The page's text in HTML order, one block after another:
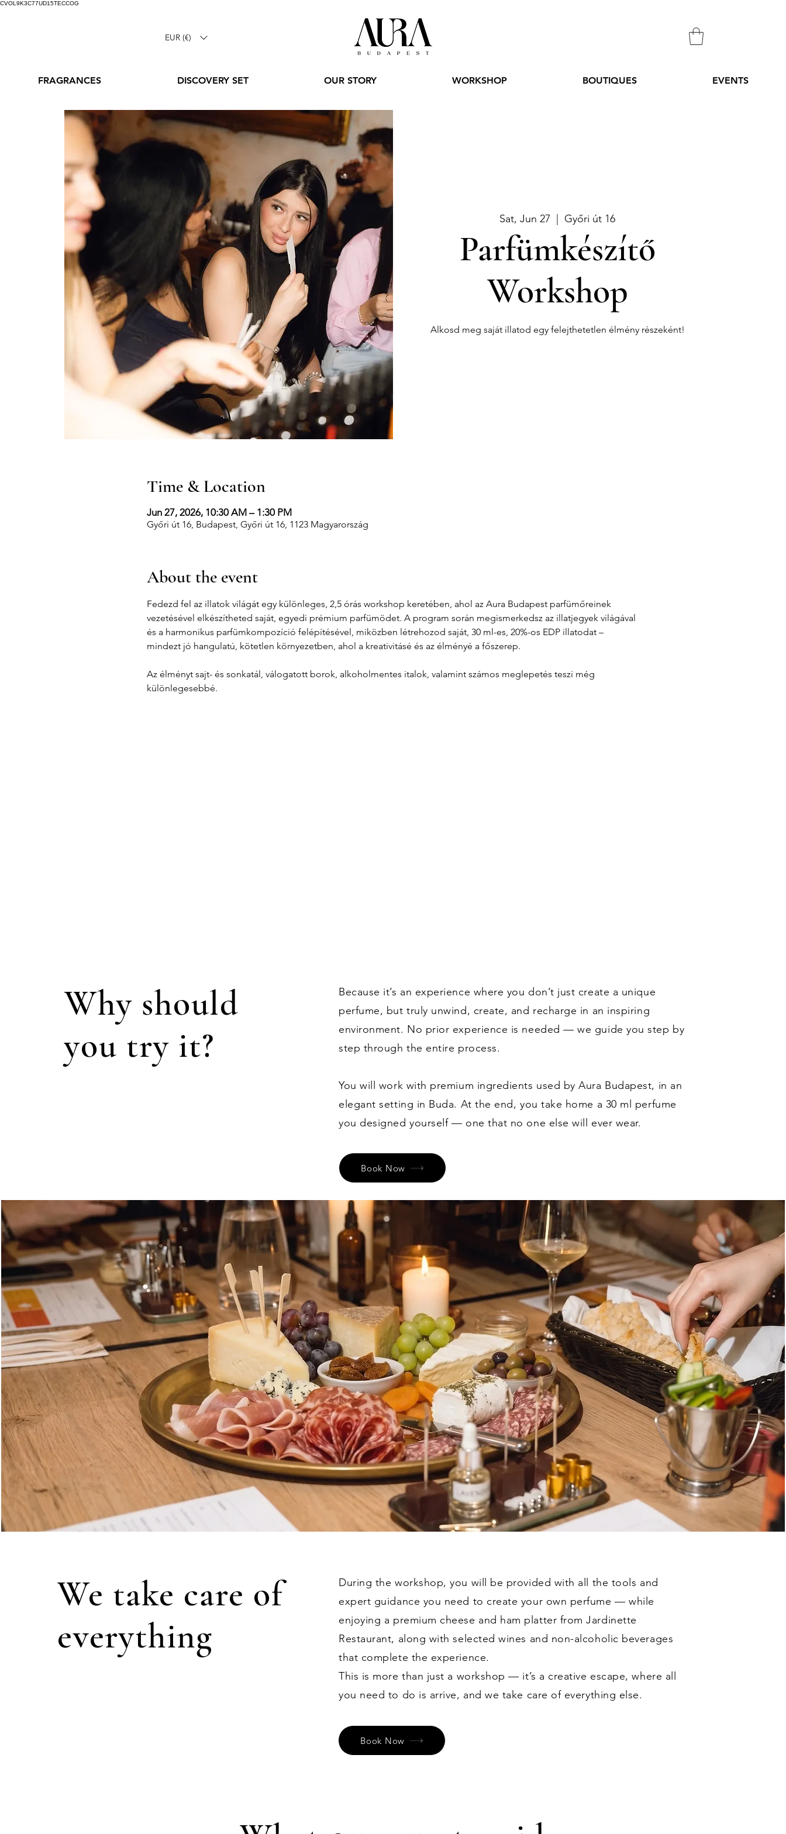
CVOL9K3C77UD15TECCOG
EUR (€)
FRAGRANCES DISCOVERY SET OUR STORY WORKSHOP BOUTIQUES EVENTS
Sat, Jun 27 Győri út 16
Parfümkészítő
Workshop
Alkosd meg saját illatod egy felejthetetlen élmény részeként!
Time & Location
Jun 27, 2026, 10:30 AM – 1:30 PM
Győri út 16, Budapest, Győri út 16, 1123 Magyarország
About the event
Fedezd fel az illatok világát egy különleges, 2,5 órás workshop keretében, ahol az Aura Budapest parfümőreinek
vezetésével elkészítheted saját, egyedi prémium parfümödet. A program során megismerkedsz az illatjegyek világával
és a harmonikus parfümkompozíció felépítésével, miközben létrehozod saját, 30 ml-es, 20%-os EDP illatodat –
mindezt jó hangulatú, kötetlen környezetben, ahol a kreativitásé és az élményé a főszerep.
Az élményt sajt- és sonkatál, válogatott borok, alkoholmentes italok, valamint számos meglepetés teszi még
különlegesebbé.
Why should
you try it?
Because it’s an experience where you don’t just create a unique
perfume, but truly unwind, create, and recharge in an inspiring
environment. No prior experience is needed — we guide you step by
step through the entire process.
You will work with premium ingredients used by Aura Budapest, in an
elegant setting in Buda. At the end, you take home a 30 ml perfume
you designed yourself — one that no one else will ever wear.
Book Now
We take care of
everything
During the workshop, you will be provided with all the tools and
expert guidance you need to create your own perfume — while
enjoying a premium cheese and ham platter from Jardinette
Restaurant, along with selected wines and non-alcoholic beverages
that complete the experience.
This is more than just a workshop — it’s a creative escape, where all
you need to do is arrive, and we take care of everything else.
Book Now